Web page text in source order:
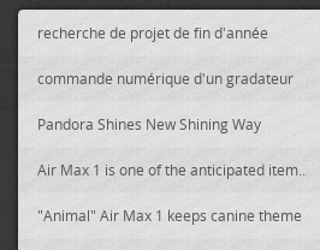
recherche de projet de fin d'année
commande numérique d'un gradateur
Pandora Shines New Shining Way
Air Max 1 is one of the anticipated item..
"Animal" Air Max 1 keeps canine theme